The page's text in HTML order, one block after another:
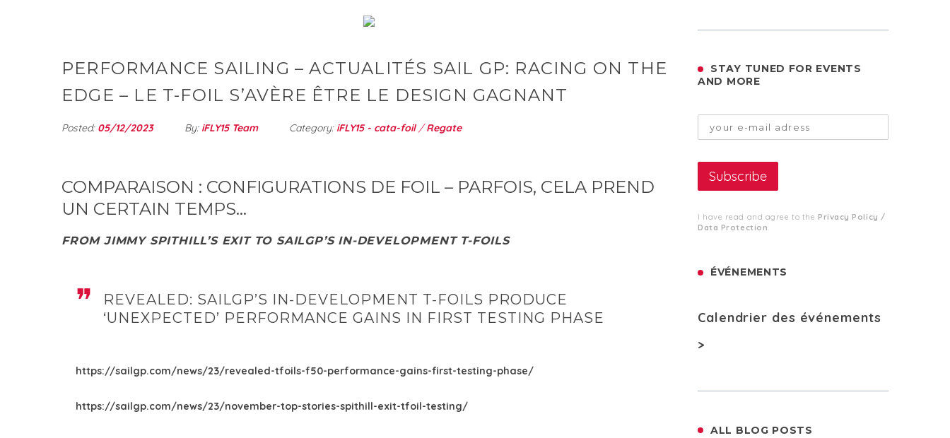
PERFORMANCE SAILING – ACTUALITÉS SAIL GP: RACING ON THE
EDGE – LE T-FOIL S’AVÈRE ÊTRE LE DESIGN GAGNANT
Posted: 05/12/2023 By: iFLY15 Team Category: iFLY15 - cata-foil/Regate
COMPARAISON : CONFIGURATIONS DE FOIL – PARFOIS, CELA PREND
UN CERTAIN TEMPS…
FROM JIMMY SPITHILL’S EXIT TO SAILGP’S IN-DEVELOPMENT T-FOILS
REVEALED: SAILGP’S IN-DEVELOPMENT T-FOILS PRODUCE
‘UNEXPECTED’ PERFORMANCE GAINS IN FIRST TESTING PHASE
https://sailgp.com/news/23/revealed-tfoils-f50-performance-gains-first-testing-phase/
https://sailgp.com/news/23/november-top-stories-spithill-exit-tfoil-testing/
STAY TUNED FOR EVENTS
AND MORE
I have read and agree to the Privacy Policy /
Data Protection
ÉVÉNEMENTS
Calendrier des événements
>
ALL BLOG POSTS